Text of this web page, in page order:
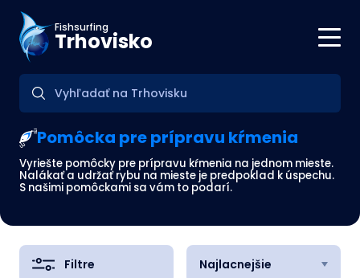
Fishsurfing
Trhovisko
Pomôcka pre prípravu kŕmenia
Vyriešte pomôcky pre prípravu kŕmenia na jednom mieste.
Nalákať a udržať rybu na mieste je predpoklad k úspechu.
S našimi pomôckami sa vám to podarí.
Filtre Najlacnejšie